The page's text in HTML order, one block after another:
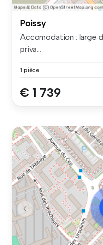
Poissy
Accomodation : large
priva...
1 pièce
€ 1 739